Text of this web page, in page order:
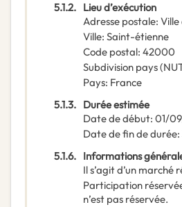
5.1.2. Lieu d’exécution
Adresse postale: Ville
Ville: Saint-étienne
Code postal: 42000
Subdivision pays
Pays: France
5.1.3. Durée estimée
Date de début: 01/
Date de fin de durée:
5.1.6. Informations
Il s’agit d’un marché
Participation
n’est pas réservée.